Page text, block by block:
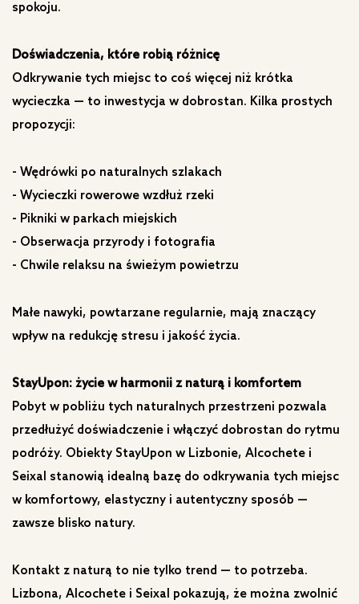
spokoju.
Doświadczenia, które robią różnicę
Odkrywanie tych miejsc to coś więcej niż krótka
wycieczka — to inwestycja w dobrostan. Kilka prostych
propozycji:
- Wędrówki po naturalnych szlakach
- Wycieczki rowerowe wzdłuż rzeki
- Pikniki w parkach miejskich
- Obserwacja przyrody i fotografia
- Chwile relaksu na świeżym powietrzu
Małe nawyki, powtarzane regularnie, mają znaczący
wpływ na redukcję stresu i jakość życia.
StayUpon: życie w harmonii z naturą i komfortem
Pobyt w pobliżu tych naturalnych przestrzeni pozwala
przedłużyć doświadczenie i włączyć dobrostan do rytmu
podróży. Obiekty StayUpon w Lizbonie, Alcochete i
Seixal stanowią idealną bazę do odkrywania tych miejsc
w komfortowy, elastyczny i autentyczny sposób —
zawsze blisko natury.
Kontakt z naturą to nie tylko trend — to potrzeba.
Lizbona, Alcochete i Seixal pokazują, że można zwolnić